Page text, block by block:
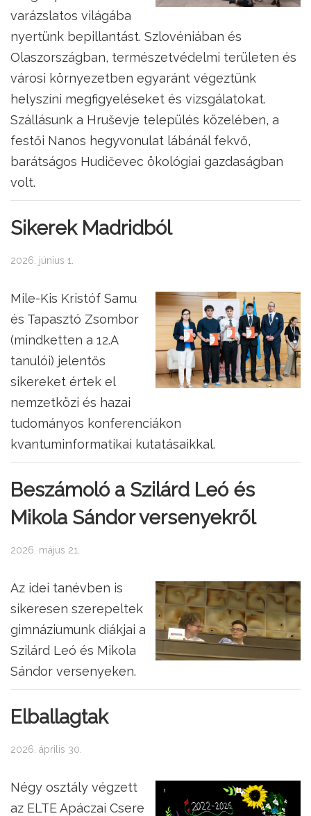
varázslatos világába
nyertünk bepillantást. Szlovéniában és
Olaszországban, természetvédelmi területen és
városi környezetben egyaránt végeztünk
helyszíni megfigyeléseket és vizsgálatokat.
Szállásunk a Hruševje település közelében, a
festői Nanos hegyvonulat lábánál fekvő,
barátságos Hudičevec ökológiai gazdaságban
volt.
Sikerek Madridból
2026. június 1.
Mile-Kis Kristóf Samu
és Tapasztó Zsombor
(mindketten a 12.A
tanulói) jelentős
sikereket értek el
nemzetközi és hazai
tudományos konferenciákon
kvantuminformatikai kutatásaikkal.
Beszámoló a Szilárd Leó és
Mikola Sándor versenyekről
2026. május 21.
Az idei tanévben is
sikeresen szerepeltek
gimnáziumunk diákjai a
Szilárd Leó és Mikola
Sándor versenyeken.
Elballagtak
2026. április 30.
Négy osztály végzett
az ELTE Apáczai Csere